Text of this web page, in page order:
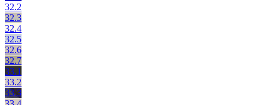
32.2
32.3
32.4
32.5
32.6
32.7
33.1
33.2
33.3